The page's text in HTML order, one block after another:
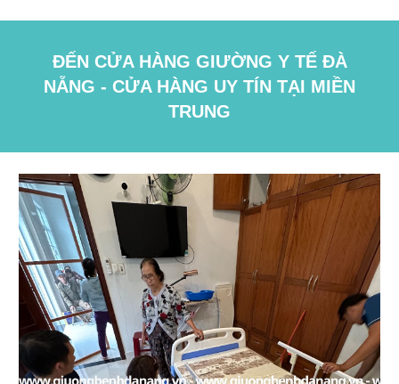
ĐẾN CỬA HÀNG GIƯỜNG Y TẾ ĐÀ
NẴNG - CỬA HÀNG UY TÍN TẠI MIỀN
TRUNG